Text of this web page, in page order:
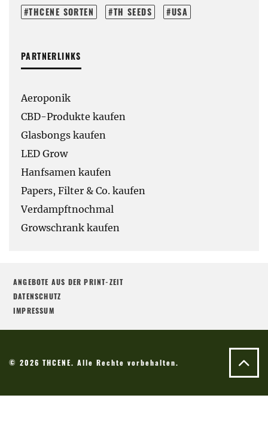
THCENE SORTEN
TH SEEDS USA
PARTNERLINKS
Aeroponik
CBD-Produkte kaufen
Glasbongs kaufen
LED Grow
Hanfsamen kaufen
Papers, Filter & Co. kaufen
Verdampftnochmal
Growschrank kaufen
ANGEBOTE AUS DER PRINT-ZEIT
DATENSCHUTZ
IMPRESSUM
© 2026 THCENE. Alle Rechte vorbehalten.